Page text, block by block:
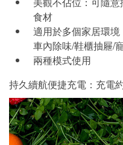
食材
適用於多個家居環
車內除味/鞋櫃抽屜/
兩種模式使用
持久續航便捷充電：充電